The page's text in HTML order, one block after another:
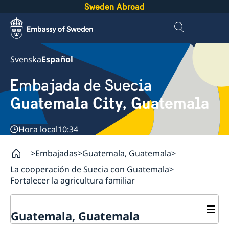
Sweden Abroad
SvenskaEspañol
Embajada de Suecia
Guatemala City, Guatemala
Hora local10:34
Embajadas Guatemala, Guatemala
La cooperación de Suecia con Guatemala
Fortalecer la agricultura familiar
Guatemala, Guatemala